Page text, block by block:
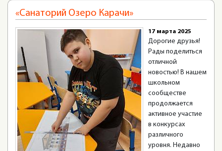
«Санаторий Озеро Карачи»
17 марта 2025
Дорогие друзья!
Рады поделиться
отличной
новостью! В нашем
школьном
сообществе
продолжается
активное участие
в конкурсах
различного
уровня. Недавно